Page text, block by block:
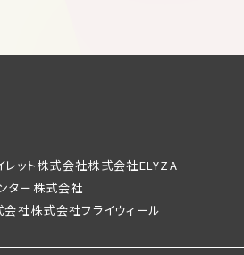
レット株式会社株式会社ELYZA
ター株式会社
社株式会社フライウィール